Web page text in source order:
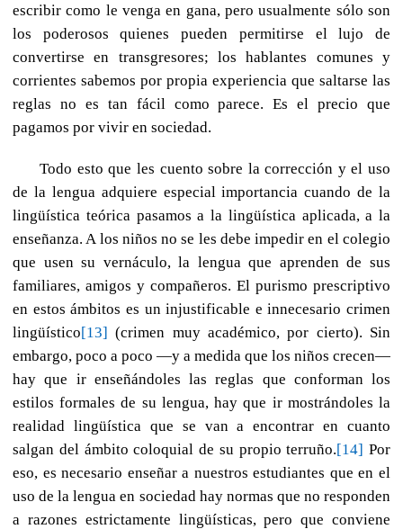
escribir como le venga en gana, pero usualmente sólo son
los poderosos quienes pueden permitirse el lujo de
convertirse en transgresores; los hablantes comunes y
corrientes sabemos por propia experiencia que saltarse las
reglas no es tan fácil como parece. Es el precio que
pagamos por vivir en sociedad.
Todo esto que les cuento sobre la corrección y el uso
de la lengua adquiere especial importancia cuando de la
lingüística teórica pasamos a la lingüística aplicada, a la
enseñanza. A los niños no se les debe impedir en el colegio
que usen su vernáculo, la lengua que aprenden de sus
familiares, amigos y compañeros. El purismo prescriptivo
en estos ámbitos es un injustificable e innecesario crimen
lingüístico[13] (crimen muy académico, por cierto). Sin
embargo, poco a poco —y a medida que los niños crecen—
hay que ir enseñándoles las reglas que conforman los
estilos formales de su lengua, hay que ir mostrándoles la
realidad lingüística que se van a encontrar en cuanto
salgan del ámbito coloquial de su propio terruño.[14] Por
eso, es necesario enseñar a nuestros estudiantes que en el
uso de la lengua en sociedad hay normas que no responden
a razones estrictamente lingüísticas, pero que conviene